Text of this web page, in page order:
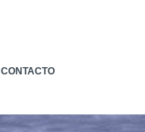
CONTACTO